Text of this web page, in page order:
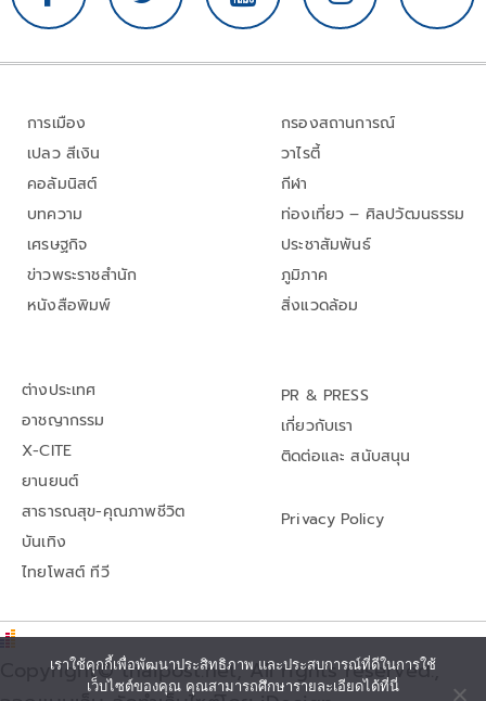
การเมือง
เปลว สีเงิน
คอลัมนิสต์
บทความ
เศรษฐกิจ
ข่าวพระราชสำนัก
หนังสือพิมพ์
กรองสถานการณ์
วาไรตี้
กีฬา
ท่องเที่ยว – ศิลปวัฒนธรรม
ประชาสัมพันธ์
ภูมิภาค
สิ่งแวดล้อม
ต่างประเทศ
อาชญากรรม
X-CITE
ยานยนต์
สาธารณสุข-คุณภาพชีวิต
บันเทิง
ไทยโพสต์ ทีวี
PR & PRESS
เกี่ยวกับเรา
ติดต่อและ สนับสนุน
Privacy Policy
Copyright© thaipost.net, All rights reserved.,
เราใช้คุกกี้เพื่อพัฒนาประสิทธิภาพ และประสบการณ์ที่ดีในการใช้
เว็บไซต์ของคุณ คุณสามารถศึกษารายละเอียดได้ที่นี่